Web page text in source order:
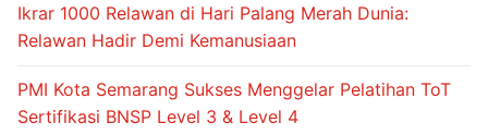
Ikrar 1000 Relawan di Hari Palang Merah Dunia:
Relawan Hadir Demi Kemanusiaan
PMI Kota Semarang Sukses Menggelar Pelatihan ToT
Sertifikasi BNSP Level 3 & Level 4